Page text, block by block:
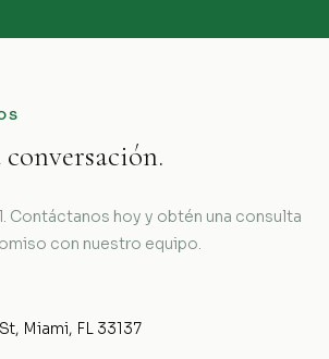
Contáctanos hoy y obtén una consulta
con nuestro equipo.
Miami, FL 33137